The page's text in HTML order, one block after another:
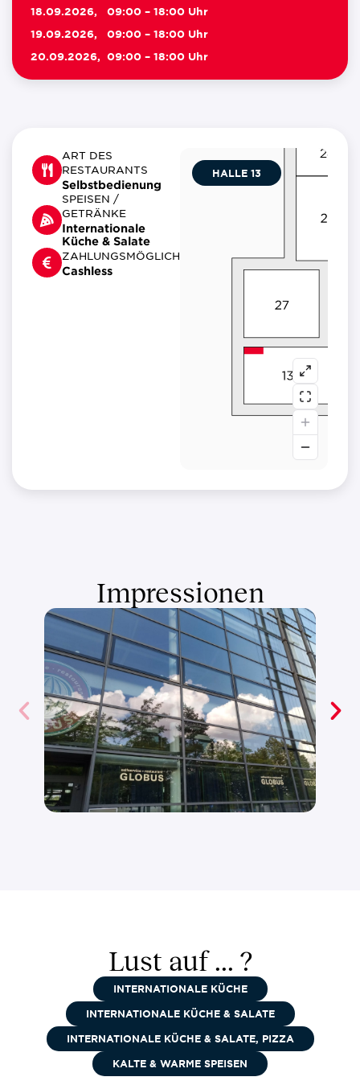
18.09.2026,
09:00 – 18:00 Uhr
19.09.2026,
09:00 – 18:00 Uhr
20.09.2026, 09:00 – 18:00 Uhr
ART DES
RESTAURANTS
Selbstbedienung
SPEISEN /
GETRÄNKE
Internationale
Küche & Salate
ZAHLUNGSMÖGLICHKEITEN
Cashless
HALLE 13
Impressionen
Lust auf ... ?
INTERNATIONALE KÜCHE
INTERNATIONALE KÜCHE & SALATE
INTERNATIONALE KÜCHE & SALATE, PIZZA
KALTE & WARME SPEISEN